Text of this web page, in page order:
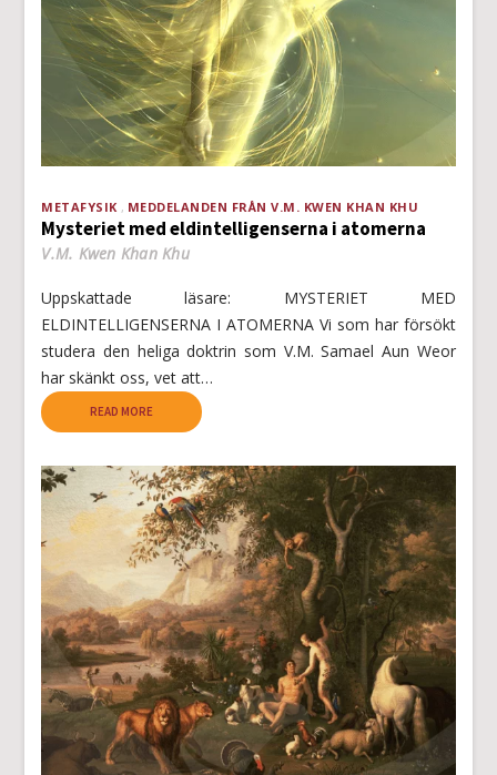
METAFYSIK MEDDELANDEN FRÅN V.M. KWEN KHAN KHU
Mysteriet med eldintelligenserna i atomerna
V.M. Kwen Khan Khu
Uppskattade läsare: MYSTERIET MED
ELDINTELLIGENSERNA I ATOMERNA Vi som har försökt
studera den heliga doktrin som V.M. Samael Aun Weor
har skänkt oss, vet att…
READ MORE